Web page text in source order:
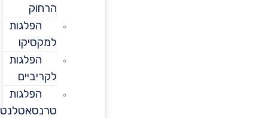
הרחוק
הפלגות
למקסיקו
הפלגות
לקריביים
הפלגות
טרנסאטלנטיות